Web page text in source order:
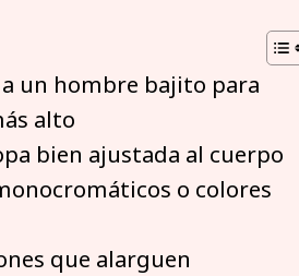
un hombre bajito para
alto
bien ajustada al cuerpo
o colores
que alarguen